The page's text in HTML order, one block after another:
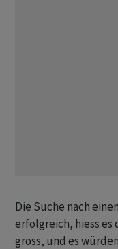
Die Suche nach
erfolgreich, hiess es
gross, und es